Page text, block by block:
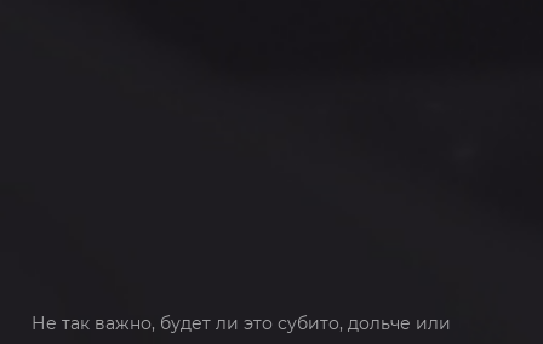
Не так важно, будет ли это субито, дольче или